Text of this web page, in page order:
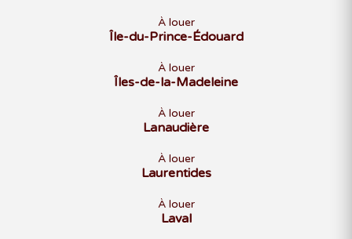
À louer
Île-du-Prince-Édouard
À louer
Îles-de-la-Madeleine
À louer
Lanaudière
À louer
Laurentides
À louer
Laval